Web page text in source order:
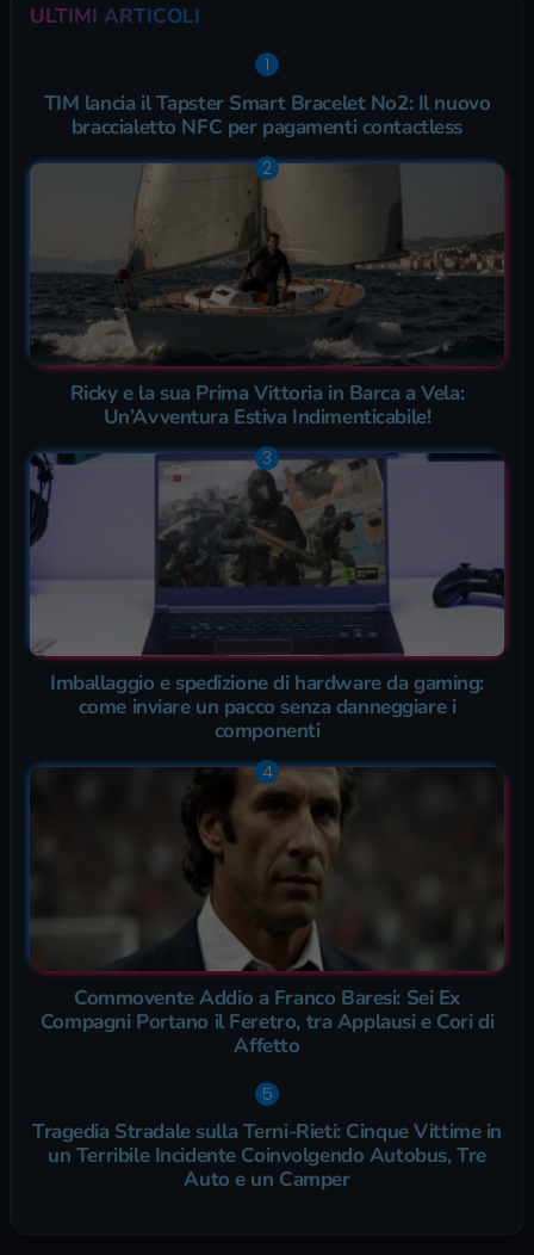
ULTIMI ARTICOLI
TIM lancia il Tapster Smart Bracelet No2: Il nuovo
braccialetto NFC per pagamenti contactless
Ricky e la sua Prima Vittoria in Barca a Vela:
Un’Avventura Estiva Indimenticabile!
Imballaggio e spedizione di hardware da gaming:
come inviare un pacco senza danneggiare i
componenti
Commovente Addio a Franco Baresi: Sei Ex
Compagni Portano il Feretro, tra Applausi e Cori di
Affetto
Tragedia Stradale sulla Terni-Rieti: Cinque Vittime in
un Terribile Incidente Coinvolgendo Autobus, Tre
Auto e un Camper